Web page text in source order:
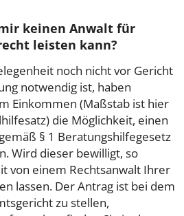
keinen Anwalt für
leisten kann?
noch nicht vor Gericht
notwendig ist, haben
Einkommen (Maßstab ist hier
die Möglichkeit, einen
§ 1 Beratungshilfegesetz
Wird dieser bewilligt, so
von einem Rechtsanwalt Ihrer
lassen. Der Antrag ist bei dem
zu stellen,